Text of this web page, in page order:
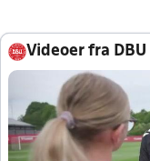
Videoer fra DBU